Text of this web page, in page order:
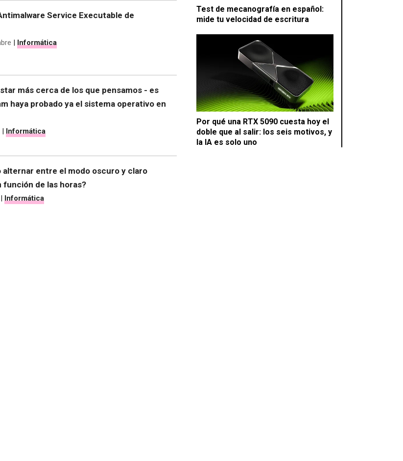
Test de mecanografía en español:
mide tu velocidad de escritura
Por qué una RTX 5090 cuesta hoy el
doble que al salir: los seis motivos, y
la IA es solo uno
Service Executable de
| Informática
más cerca de los que pensamos - es
haya probado ya el sistema operativo en
| Informática
alternar entre el modo oscuro y claro
de las horas?
| Informática